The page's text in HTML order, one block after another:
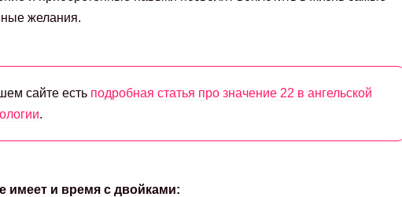
желания.
сайте есть подробная статья про значение 22 в ангельской
.
имеет и время с двойками: